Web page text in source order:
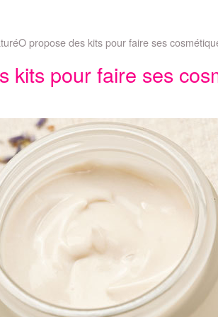
propose des kits pour faire ses
kits pour faire ses